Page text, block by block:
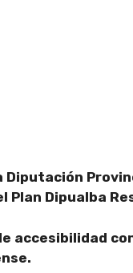
Diputación
Plan Dipualba
accesibilidad